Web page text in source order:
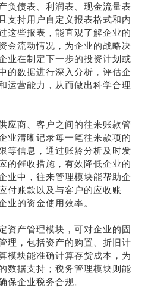
负债表、利润表、现金流量表
支持用户自定义报表格式和内
这些报表，能直观了解企业的
金流动情况，为企业的战略决
业在制定下一步的投资计划或
的数据进行深入分析，评估企
运营能力，从而做出科学合理
应商、客户之间的往来账款管
业清晰记录每一笔往来款项的
等信息，通过账龄分析及时发
的催收措施，有效降低企业的
业中，往来管理模块能帮助企
付账款以及与客户的应收账
业的资金使用效率。
资产管理模块，可对企业的固
理，包括资产的购置、折旧计
模块能准确计算存货成本，为
数据支持；税务管理模块则能
保企业税务合规。